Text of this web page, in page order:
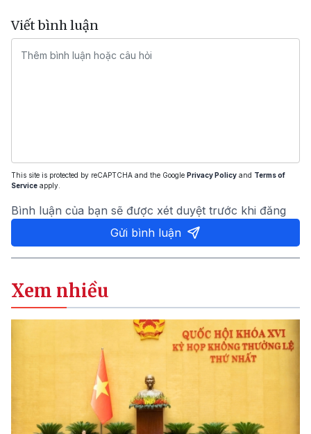
Viết bình luận
This site is protected by reCAPTCHA and the Google Privacy Policy and Terms of
Service apply.
Bình luận của bạn sẽ được xét duyệt trước khi đăng
Gửi bình luận
Xem nhiều